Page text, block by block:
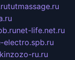
tutmassage.ru
net-life.net.ru
electro.spb.ru
kinzozo-ru.ru